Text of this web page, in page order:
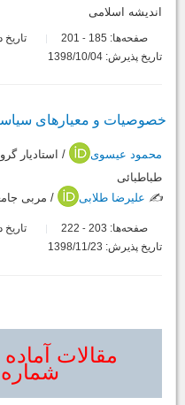
اندیشه اسلامی
صفحه‌ها: 185
-
تاریخ
تاریخ پذیرش: 1398/10/04
خصوصیات و معیارهای
محمود عیسوی
/ استادیار
طباطبائی
✍️ علیرضا طلابی / مربی
صفحه‌ها: 203
-
تاریخ
تاریخ پذیرش: 1398/11/23
مقالات
شماره